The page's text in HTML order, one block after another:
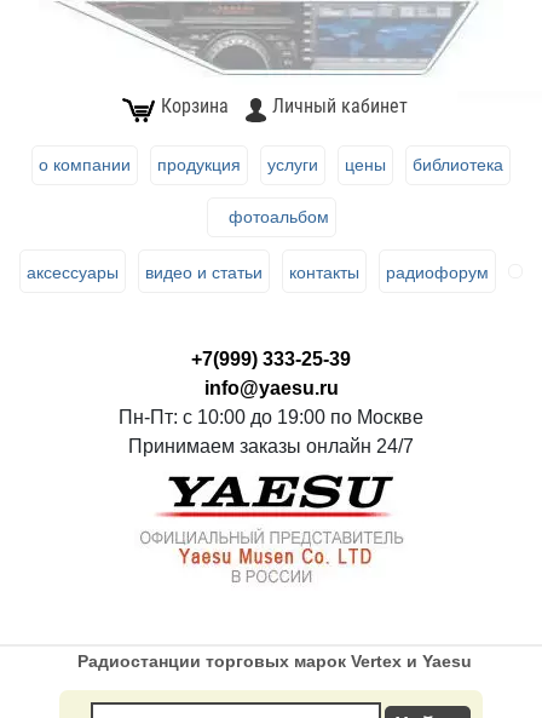
Корзина Личный кабинет
о компании продукция услуги цены библиотека
фотоальбом
аксессуары видео и статьи контакты радиофорум
+7(999) 333-25-39
info@yaesu.ru
Пн-Пт: с 10:00 до 19:00 по Москве
Принимаем заказы онлайн 24/7
Радиостанции торговых марок Vertex и Yaesu